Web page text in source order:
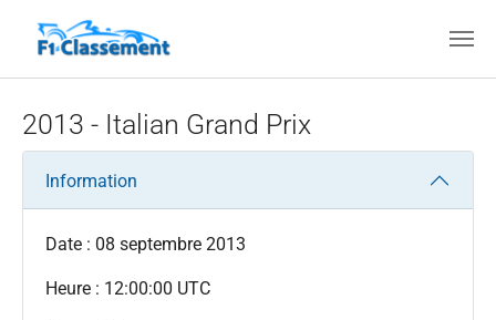
2013 - Italian Grand Prix
Information
Date : 08 septembre 2013
Heure : 12:00:00 UTC